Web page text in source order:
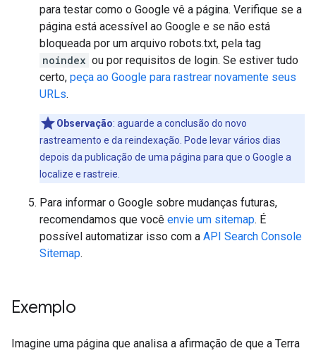
para testar como o Google vê a página. Verifique se a
página está acessível ao Google e se não está
bloqueada por um arquivo robots.txt, pela tag
noindex ou por requisitos de login. Se estiver tudo
certo, peça ao Google para rastrear novamente seus
URLs.
Observação: aguarde a conclusão do novo
rastreamento e da reindexação. Pode levar vários dias
depois da publicação de uma página para que o Google a
localize e rastreie.
Para informar o Google sobre mudanças futuras,
recomendamos que você envie um sitemap. É
possível automatizar isso com a API Search Console
Sitemap.
Exemplo
Imagine uma página que analisa a afirmação de que a Terra